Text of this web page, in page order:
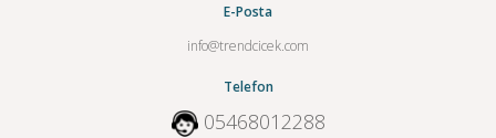
E-Posta
info@trendcicek.com
Telefon
05468012288